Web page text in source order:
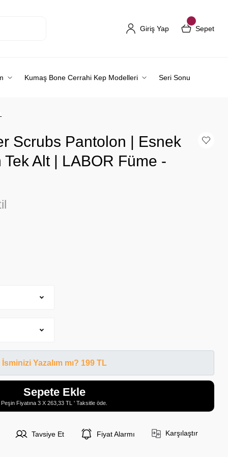
Giriş Yap Sepet
Kumaş Bone Cerrahi Kep Modelleri Seri Sonu
Scrubs Pantolon | Esnek
Tek Alt | LABOR Füme -
İsminizi Yazalım mı? 199 TL
Sepete Ekle
Peşin Fiyatına 3 X 263,33 TL ' Taksitle öde.
Tavsiye Et Fiyat Alarmı Karşılaştır